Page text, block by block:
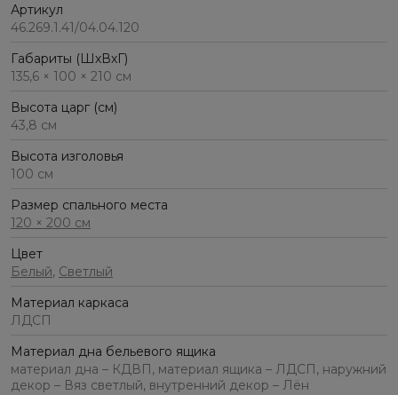
Артикул
46.269.1.41/04.04.120
Габариты (ШхВхГ)
135,6 × 100 × 210 см
Высота царг (см)
43,8 см
Высота изголовья
100 см
Размер спального места
120 × 200 см
Цвет
Белый, Светлый
Материал каркаса
ЛДСП
Материал дна бельевого ящика
материал дна – КДВП, материал ящика – ЛДСП, наружний
декор – Вяз светлый, внутренний декор – Лён